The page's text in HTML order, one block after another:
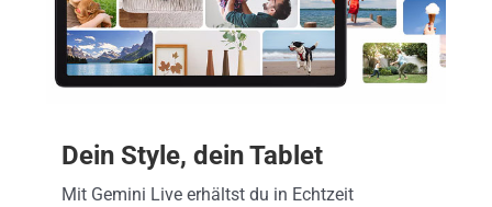
Dein Style, dein Tablet
Mit Gemini Live erhältst du in Echtzeit